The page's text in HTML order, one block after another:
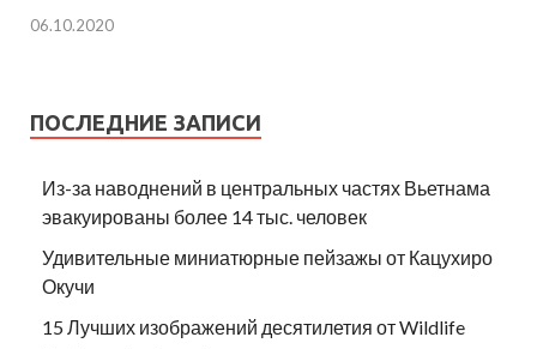
06.10.2020
ПОСЛЕДНИЕ ЗАПИСИ
Из-за наводнений в центральных частях Вьетнама
эвакуированы более 14 тыс. человек
Удивительные миниатюрные пейзажы от Кацухиро
Окучи
15 Лучших изображений десятилетия от Wildlife